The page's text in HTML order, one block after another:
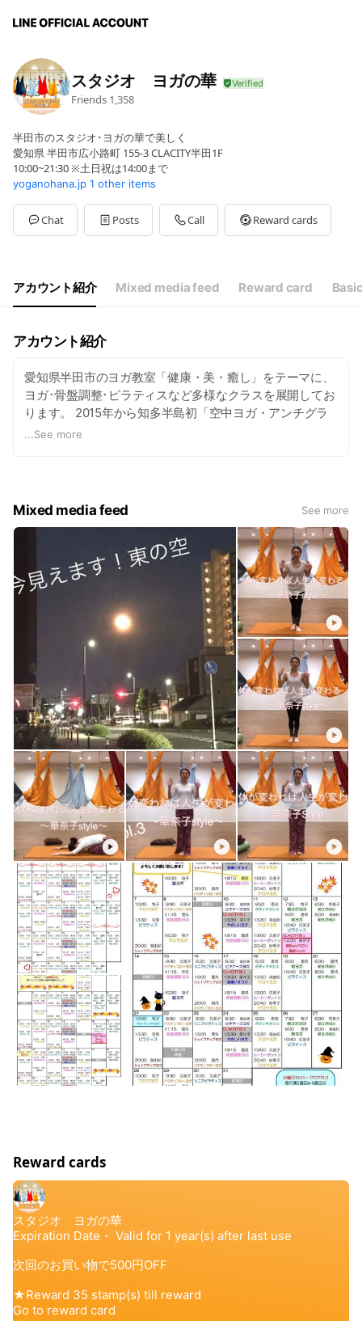
スタジオ ヨガの華
Friends 1,358
半田市のスタジオ･ヨガの華で美しく
愛知県 半田市広小路町 155-3 CLACITY半田1F
10:00~21:30 ※土日祝は14:00まで
yoganohana.jp 1 other items
Chat Posts Call Reward cards
アカウント紹介 Mixed media feed Reward card
アカウント紹介
愛知県半田市のヨガ教室「健康・美・癒し」をテーマに、
ヨガ･骨盤調整･ピラティスなど多様なクラスを展開してお
ります。 2015年から知多半島初「空中ヨガ・アンチグラ
ビティフィットネス」もスタートしました。 笑顔あふれる
...See more
Mixed media feed See more
Reward cards